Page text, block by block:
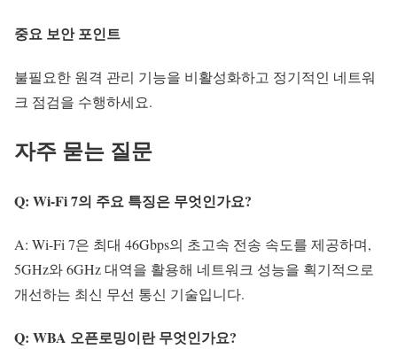
중요 보안 포인트
불필요한 원격 관리 기능을 비활성화하고 정기적인 네트워
크 점검을 수행하세요.
자주 묻는 질문
Q: Wi-Fi 7의 주요 특징은 무엇인가요?
A: Wi-Fi 7은 최대 46Gbps의 초고속 전송 속도를 제공하며,
5GHz와 6GHz 대역을 활용해 네트워크 성능을 획기적으로
개선하는 최신 무선 통신 기술입니다.
Q: WBA 오픈로밍이란 무엇인가요?